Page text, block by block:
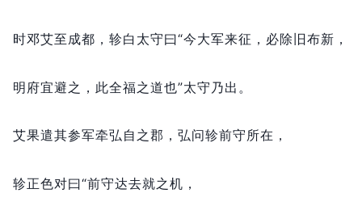
时邓艾至成都， 轸白太守曰“今大军来征， 必除旧布新，
明府宜避之， 此全福之道也”太守乃出。
艾果遣其参军牵弘自之郡， 弘问轸前守所在，
轸正色对曰“前守达去就之机，